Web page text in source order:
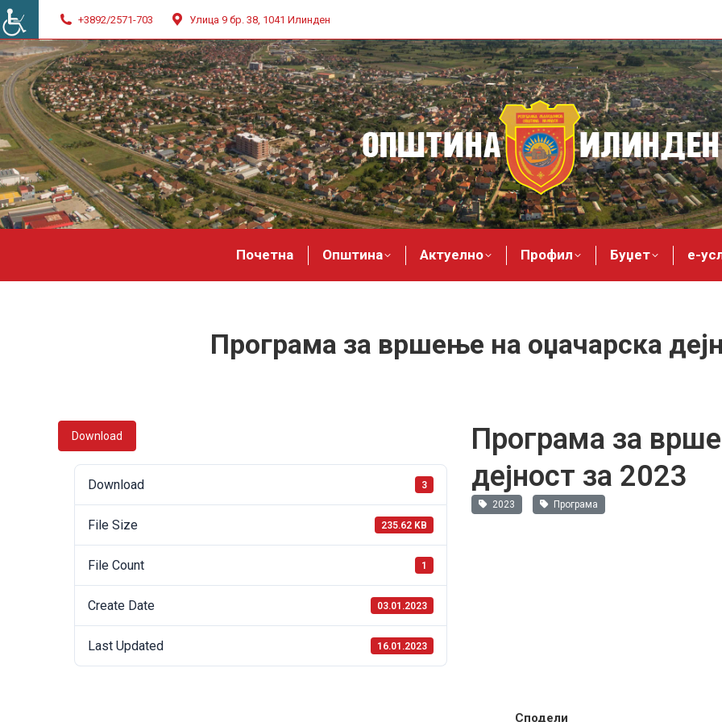
+3892/2571-703 Улица 9 бр. 38, 1041 Илинден
Почетна Општина Актуелно Профил Буџет е-
Програма за вршење на оџачарска
Download
Download 3
File Size 235.62 KB
File Count 1
Create Date 03.01.2023
Last Updated 16.01.2023
Програма за
дејност за 2023
2023 Програма
Сподели